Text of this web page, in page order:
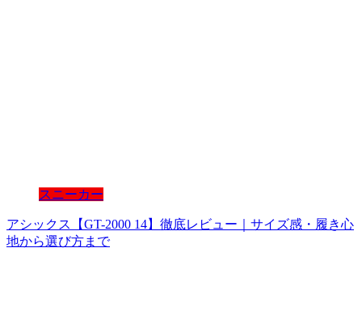
スニーカー
アシックス【GT-2000 14】徹底レビュー｜サイズ感・履き心
地から選び方まで